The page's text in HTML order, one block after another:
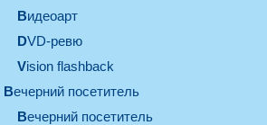
видеоарт
DVD-ревю
Vision flashback
вечерний посетитель
вечерний посетитель